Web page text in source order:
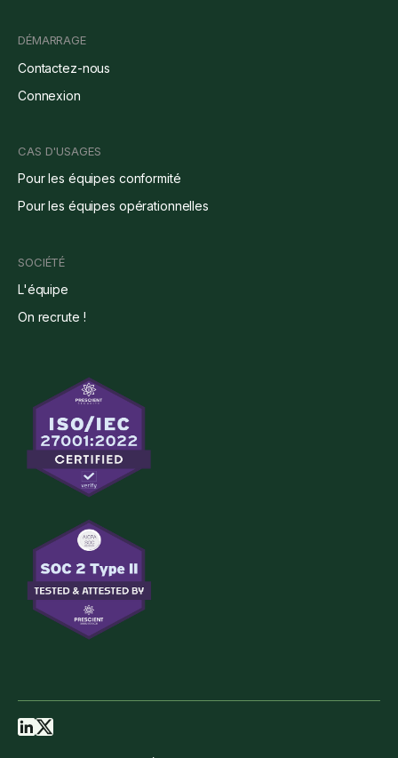
DÉMARRAGE
Contactez-nous
Connexion
CAS D'USAGES
Pour les équipes conformité
Pour les équipes opérationnelles
SOCIÉTÉ
L'équipe
On recrute !